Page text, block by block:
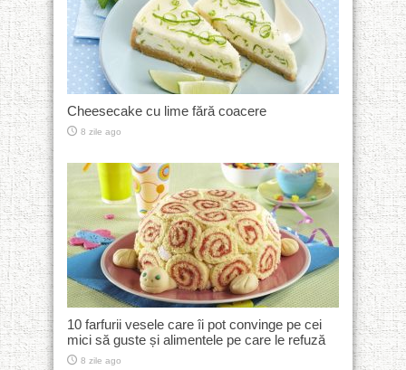
Cheesecake cu lime fără coacere
8 zile ago
10 farfurii vesele care îi pot convinge pe cei
mici să guste și alimentele pe care le refuză
8 zile ago